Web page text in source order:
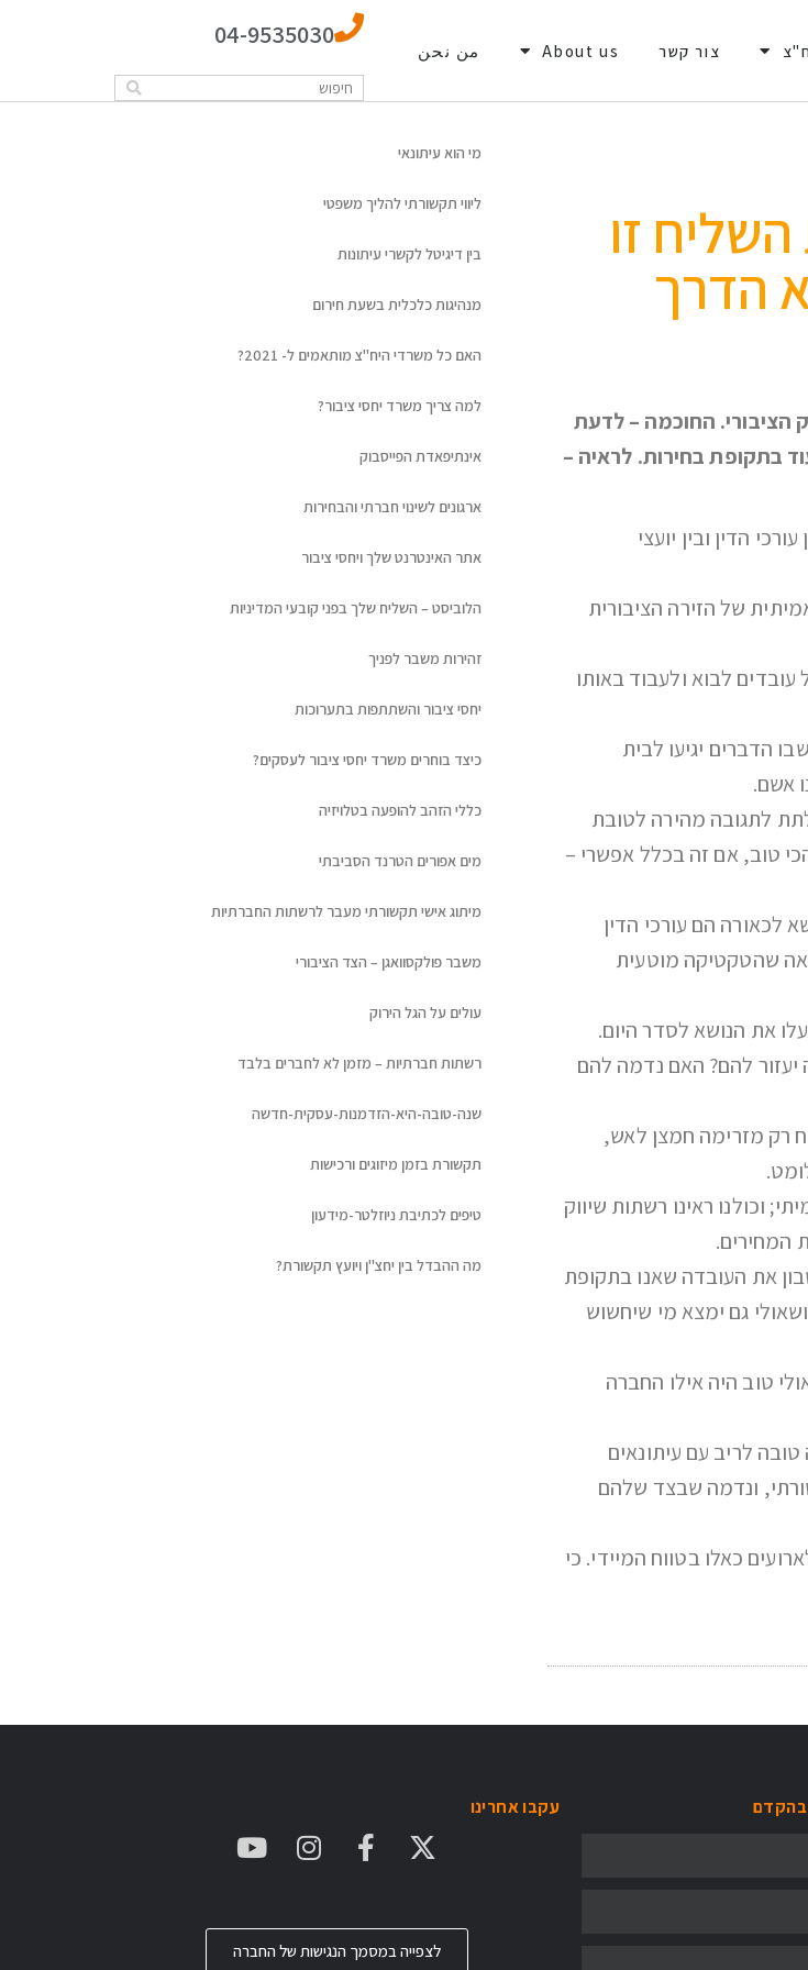
צור קשר About us من نحن
04-9535030
זו
הדרך
הציבורי. החוכמה – לדעת
בתקופת בחירות. לראיה –
הדין ובין יועצי
של הזירה הציבורית
לבוא ולעבוד באותו
הדברים יגיעו לבית
אשם.
לתגובה מהירה לטובת
טוב, אם זה בכלל אפשרי –
לכאורה הם עורכי הדין
שהטקטיקה מוטעית
את הנושא לסדר היום.
להם? האם נדמה להם
רק מזרימה חמצן לאש,
וכולנו ראינו רשתות שיווק
המחירים.
את העובדה שאנו בתקופת
גם ימצא מי שיחשוש
טוב היה אילו החברה
לריב עם עיתונאים
ונדמה שבצד שלהם
כאלו בטווח המיידי. כי
מי הוא עיתונאי
ליווי תקשורתי להליך משפטי
בין דיגיטל לקשרי עיתונות
מנהיגות כלכלית בשעת חירום
האם כל משרדי היח"צ מותאמים ל- 2021?
למה צריך משרד יחסי ציבור?
אינתיפאדת הפייסבוק
ארגונים לשינוי חברתי והבחירות
אתר האינטרנט שלך ויחסי ציבור
הלוביסט – השליח שלך בפני קובעי המדיניות
זהירות משבר לפניך
יחסי ציבור והשתתפות בתערוכות
כיצד בוחרים משרד יחסי ציבור לעסקים?
כללי הזהב להופעה בטלויזיה
מים אפורים הטרנד הסביבתי
מיתוג אישי תקשורתי מעבר לרשתות החברתיות
משבר פולקסוואגן – הצד הציבורי
עולים על הגל הירוק
רשתות חברתיות – מזמן לא לחברים בלבד
שנה-טובה-היא-הזדמנות-עסקית-חדשה
תקשורת בזמן מיזוגים ורכישות
טיפים לכתיבת ניוזלטר-מידעון
מה ההבדל בין יחצ"ן ויועץ תקשורת?
בהקדם עקבו אחרינו
לצפייה במסמך הנגישות של החברה